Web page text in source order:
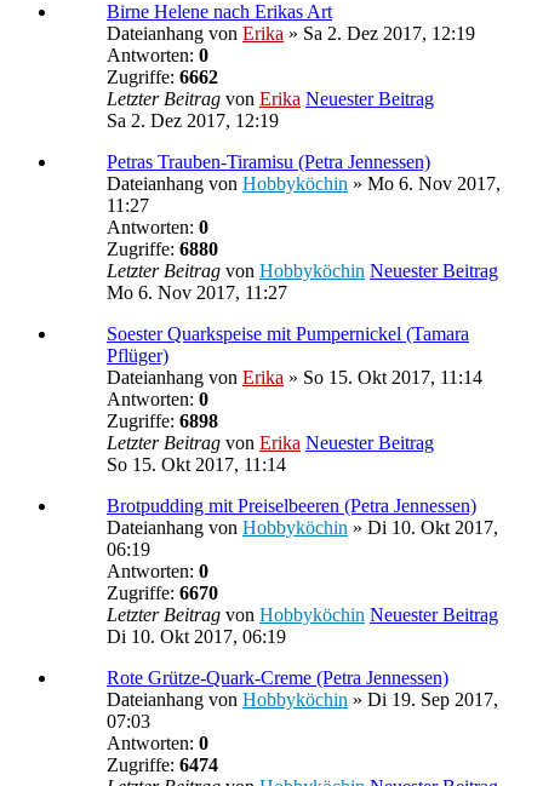
Birne Helene nach Erikas Art
Dateianhang von Erika » Sa 2. Dez 2017, 12:19
Antworten: 0
Zugriffe: 6662
Letzter Beitrag von Erika Neuester Beitrag
Sa 2. Dez 2017, 12:19
Petras Trauben-Tiramisu (Petra Jennessen)
Dateianhang von Hobbyköchin » Mo 6. Nov 2017,
11:27
Antworten: 0
Zugriffe: 6880
Letzter Beitrag von Hobbyköchin Neuester Beitrag
Mo 6. Nov 2017, 11:27
Soester Quarkspeise mit Pumpernickel (Tamara
Pflüger)
Dateianhang von Erika » So 15. Okt 2017, 11:14
Antworten: 0
Zugriffe: 6898
Letzter Beitrag von Erika Neuester Beitrag
So 15. Okt 2017, 11:14
Brotpudding mit Preiselbeeren (Petra Jennessen)
Dateianhang von Hobbyköchin » Di 10. Okt 2017,
06:19
Antworten: 0
Zugriffe: 6670
Letzter Beitrag von Hobbyköchin Neuester Beitrag
Di 10. Okt 2017, 06:19
Rote Grütze-Quark-Creme (Petra Jennessen)
Dateianhang von Hobbyköchin » Di 19. Sep 2017,
07:03
Antworten: 0
Zugriffe: 6474